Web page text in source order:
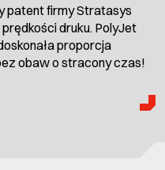
patent firmy Stratasys
druku. PolyJet
proporcja
obaw o stracony czas!